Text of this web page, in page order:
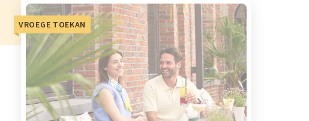
VROEGE TOEKAN